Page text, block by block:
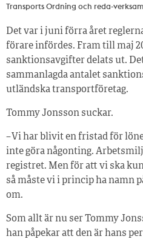
Transports Ordning och reda-
Det var i juni förra året
förare infördes. Fram till maj
sanktionsavgifter delats ut.
sammanlagda antalet
utländska transportföretag.
Tommy Jonsson suckar.
– Vi har blivit en fristad för
inte göra någonting.
registret. Men för att vi ska
så måste vi i princip ha namn
om.
Som allt är nu ser Tommy
han påpekar att den är hans